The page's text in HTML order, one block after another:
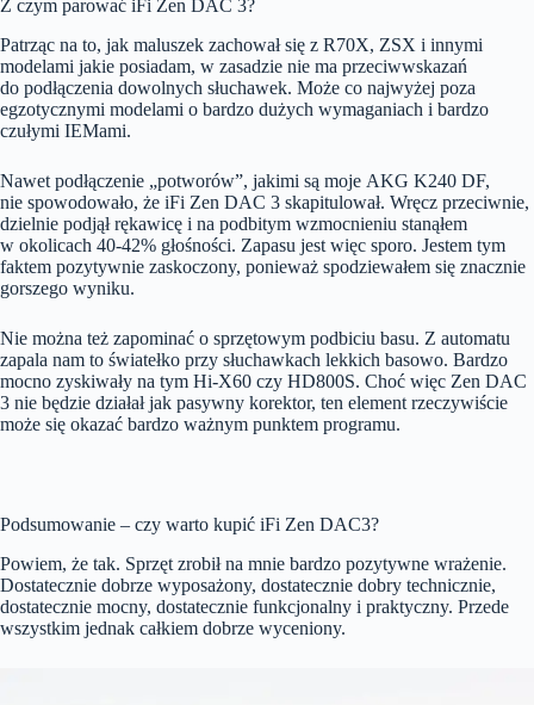
Z czym parować iFi Zen DAC 3?
Patrząc na to, jak maluszek zachował się z R70X, ZSX i innymi
modelami jakie posiadam, w zasadzie nie ma przeciwwskazań
do podłączenia dowolnych słuchawek. Może co najwyżej poza
egzotycznymi modelami o bardzo dużych wymaganiach i bardzo
czułymi IEMami.
Nawet podłączenie „potworów”, jakimi są moje AKG K240 DF,
nie spowodowało, że iFi Zen DAC 3 skapitulował. Wręcz przeciwnie,
dzielnie podjął rękawicę i na podbitym wzmocnieniu stanąłem
w okolicach 40-42% głośności. Zapasu jest więc sporo. Jestem tym
faktem pozytywnie zaskoczony, ponieważ spodziewałem się znacznie
gorszego wyniku.
Nie można też zapominać o sprzętowym podbiciu basu. Z automatu
zapala nam to światełko przy słuchawkach lekkich basowo. Bardzo
mocno zyskiwały na tym Hi-X60 czy HD800S. Choć więc Zen DAC
3 nie będzie działał jak pasywny korektor, ten element rzeczywiście
może się okazać bardzo ważnym punktem programu.
Podsumowanie – czy warto kupić iFi Zen DAC3?
Powiem, że tak. Sprzęt zrobił na mnie bardzo pozytywne wrażenie.
Dostatecznie dobrze wyposażony, dostatecznie dobry technicznie,
dostatecznie mocny, dostatecznie funkcjonalny i praktyczny. Przede
wszystkim jednak całkiem dobrze wyceniony.